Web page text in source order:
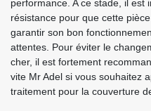
performance. A ce stade, il est
résistance pour que cette
garantir son bon
attentes. Pour éviter le
cher, il est fortement
vite Mr Adel si vous souhaitez
traitement pour la couverture